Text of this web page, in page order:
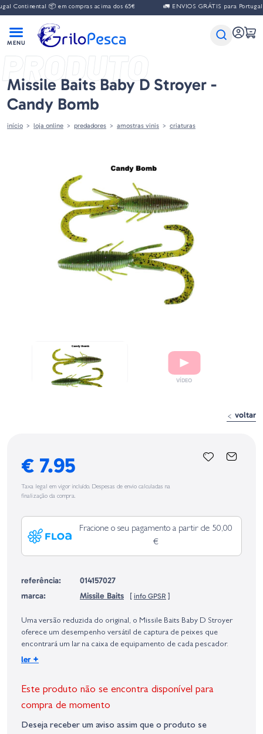
Continental 📦 em compras acima dos 65€ 🚛 ENVIOS GRÁTIS para Portugal
PRODUTO
Missile Baits Baby D Stroyer -
Candy Bomb
início loja online predadores amostras vinis criaturas
voltar
€ 7.95
Taxa legal em vigor incluído. Despesas de envio calculadas na
finalização da compra.
Fracione o seu pagamento a partir de 50,00
€
referência:
014157027
marca:
Missile Baits [ info GPSR ]
Europeia, dos produtos da marca, conforme requerido no Regulamento
Geral sobre a Segurança dos Produtos (GPSR):
Uma versão reduzida do original, o Missile Baits Baby D Stroyer
oferece um desempenho versátil de captura de peixes que
encontrará um lar na caixa de equipamento de cada pescador.
Construído em torno de um corpo inspirado em castor, o Missile
agitados, garantindo que seja notado no ambiente mal iluminado
sob a vegetação.
-Modelo: MBBDS5
ler +
Este produto não se encontra disponível para
compra de momento
Deseja receber um aviso assim que o produto se